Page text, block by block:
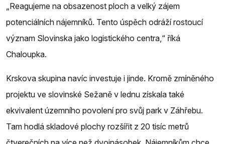
„Reagujeme na obsazenost ploch a velký zájem
potenciálních nájemníků. Tento úspěch odráží rostoucí
význam Slovinska jako logistického centra,“ říká
Chaloupka.
Krskova skupina navíc investuje i jinde. Kromě zmíněného
projektu ve slovinské Sežaně v lednu získala také
ekvivalent územního povolení pro svůj park v Záhřebu.
Tam hodlá skladové plochy rozšířit z 20 tisíc metrů